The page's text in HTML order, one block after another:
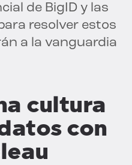
de BigID y las
resolver estos
a la vanguardia
cultura
con